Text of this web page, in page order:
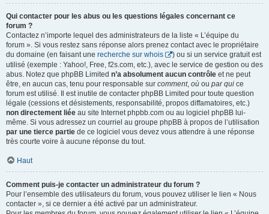
Qui contacter pour les abus ou les questions légales concernant ce
forum ?
Contactez n’importe lequel des administrateurs de la liste « L’équipe du
forum ». Si vous restez sans réponse alors prenez contact avec le propriétaire
du domaine (en faisant une recherche sur whois
) ou si un service gratuit est
utilisé (exemple : Yahoo!, Free, f2s.com, etc.), avec le service de gestion ou des
abus. Notez que phpBB Limited n’a absolument aucun contrôle et ne peut
être, en aucun cas, tenu pour responsable sur comment, où ou par qui ce
forum est utilisé. Il est inutile de contacter phpBB Limited pour toute question
légale (cessions et désistements, responsabilité, propos diffamatoires, etc.)
non directement liée au site Internet phpbb.com ou au logiciel phpBB lui-
même. Si vous adressez un courriel au groupe phpBB à propos de l’utilisation
par une tierce partie de ce logiciel vous devez vous attendre à une réponse
très courte voire à aucune réponse du tout.
Haut
Comment puis-je contacter un administrateur du forum ?
Pour l’ensemble des utilisateurs du forum, vous pouvez utiliser le lien « Nous
contacter », si ce dernier a été activé par un administrateur.